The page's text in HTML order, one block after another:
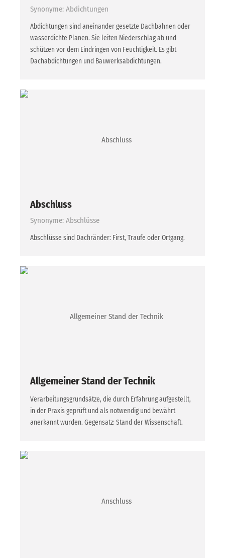
Synonyme: Abdichtungen
Abdichtungen sind aneinander gesetzte Dachbahnen oder
wasserdichte Planen. Sie leiten Niederschlag ab und
schützen vor dem Eindringen von Feuchtigkeit. Es gibt
Dachabdichtungen und Bauwerksabdichtungen.
Abschluss
Synonyme: Abschlüsse
Abschlüsse sind Dachränder: First, Traufe oder Ortgang.
Allgemeiner Stand der Technik
Verarbeitungsgrundsätze, die durch Erfahrung aufgestellt,
in der Praxis geprüft und als notwendig und bewährt
anerkannt wurden. Gegensatz: Stand der Wissenschaft.